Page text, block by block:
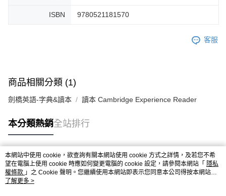
ISBN 9780521181570
客服
商品相關分類 (1)
劍橋英語-字典&讀本 讀本 Cambridge Experience Reader
本分類熱銷全站排行
熱門標籤
本網站中使用 cookie，欲查詢有關本網站使用 cookie 方式之詳情，及若您不希
望在電腦上使用 cookie 時應如何變更電腦的 cookie 設定，請參閱本網站「 隱私
權條款 」之 Cookie 聲明。您繼續使用本網站即表示您同意本公司得按本網站使
用條款之 Cookie 聲明使用 cookie。
了解更多 >